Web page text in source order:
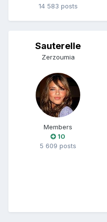
14 583 posts
Sauterelle
Zerzoumia
Members
10
5 609 posts